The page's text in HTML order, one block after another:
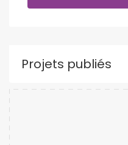
Projets publiés